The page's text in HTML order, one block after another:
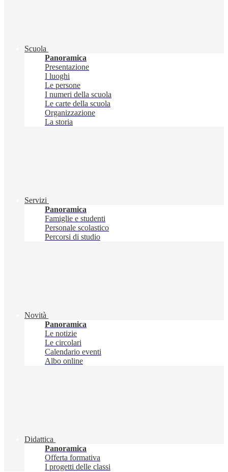
Scuola
Panoramica
Presentazione
I luoghi
Le persone
I numeri della scuola
Le carte della scuola
Organizzazione
La storia
Servizi
Panoramica
Famiglie e studenti
Personale scolastico
Percorsi di studio
Novità
Panoramica
Le notizie
Le circolari
Calendario eventi
Albo online
Didattica
Panoramica
Offerta formativa
I progetti delle classi